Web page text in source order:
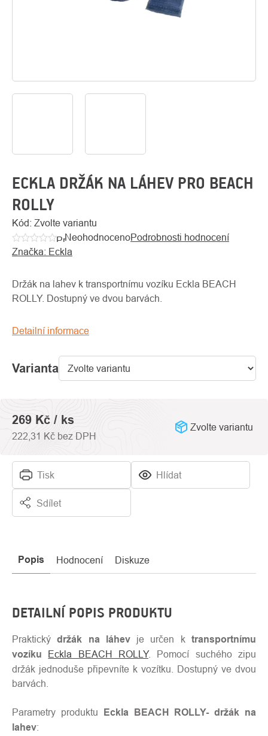
ECKLA DRŽÁK NA LÁHEV PRO BEACH
ROLLY
Kód: Zvolte variantu
Průměrné
hodnocení
je
0,0
5
NeohodnocenoPodrobnosti hodnocení
Značka: Eckla
Varianta
Držák na lahev k transportnímu vozíku Eckla BEACH
ROLLY. Dostupný ve dvou barvách.
Detailní informace
Tisk Hlídat
Sdílet
269 Kč / ks
222,31 Kč bez DPH
Zvolte variantu
Popis Hodnocení Diskuze
DETAILNÍ POPIS PRODUKTU
Praktickýdržák na láhevje určen ktransportnímu
vozíku
Eckla BEACH ROLLY. Pomocí suchého zipu
držák jednoduše připevníte k vozítku. Dostupný ve dvou
barvách.
Parametry produktu Eckla BEACH ROLLY- držák na
lahev: